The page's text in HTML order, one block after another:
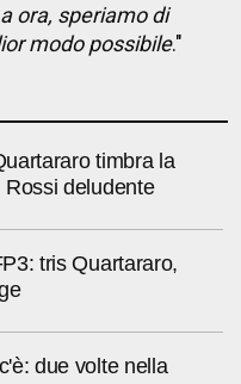
ora, speriamo di
modo possibile."
timbra la
Rossi deludente
tris Quartararo,
due volte nella